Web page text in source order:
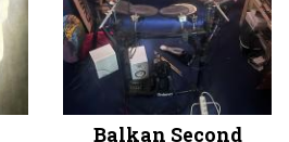
Balkan Second